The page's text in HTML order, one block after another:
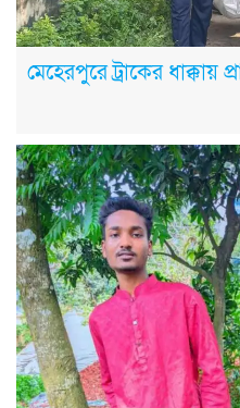
মেহেরপুরে ট্রাকের ধাক্কায়